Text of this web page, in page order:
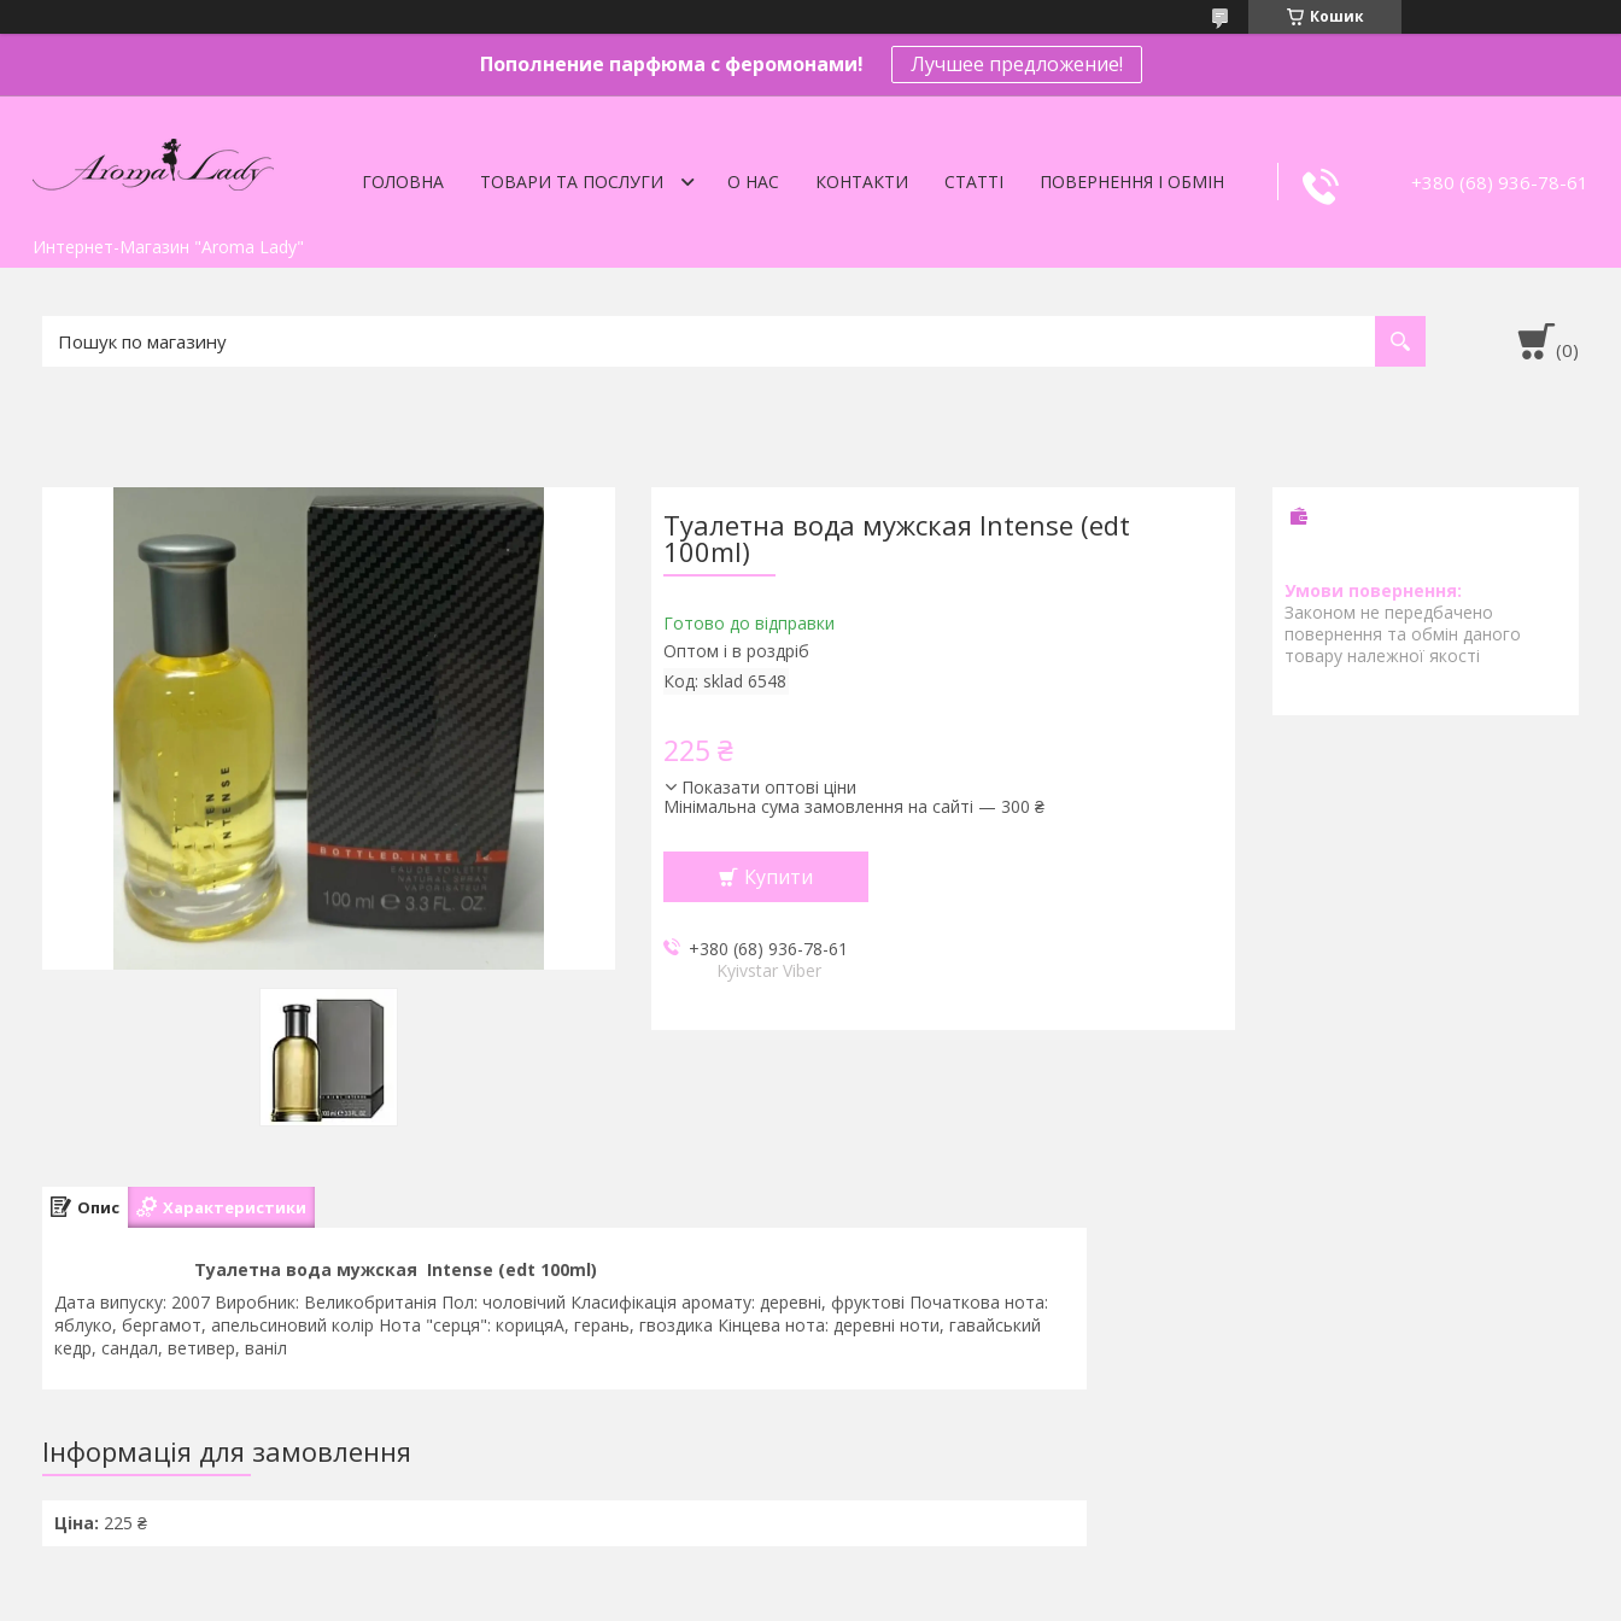
Кошик
Пополнение парфюма с феромонами! Лучшее предложение!
Интернет-Магазин "Aroma Lady"
ГОЛОВНА ТОВАРИ ТА ПОСЛУГИ О НАС КОНТАКТИ СТАТТІ ПОВЕРНЕННЯ І ОБМІН +380 (68) 936-78-61
Туалетна вода мужская Intense (edt
100ml)
Готово до відправки
Оптом і в роздріб
Код: sklad 6548
225 ₴
Показати оптові ціни
Мінімальна сума замовлення на сайті — 300 ₴
Купити
+380 (68) 936-78-61
Kyivstar Viber
Законом не передбачено
повернення та обмін даного
товару належної якості
Опис Характеристики
Туалетна вода мужская Intense (edt 100ml)
Дата випуску: 2007 Виробник: Великобританія Пол: чоловічий Класифікація аромату: деревні, фруктові Початкова нота:
яблуко, бергамот, апельсиновий колір Нота "серця": корицяA, герань, гвоздика Кінцева нота: деревні ноти, гавайський
кедр, сандал, ветивер, ваніл
Інформація для замовлення
Ціна: 225 ₴